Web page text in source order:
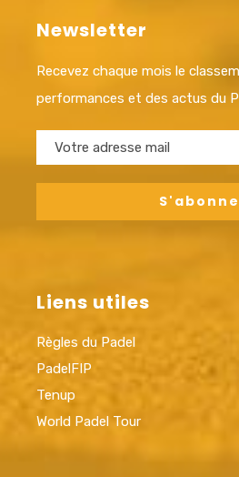
Newsletter
Recevez chaque mois le
performances et des actus du
Liens utiles
Règles du Padel
PadelFIP
Tenup
World Padel Tour